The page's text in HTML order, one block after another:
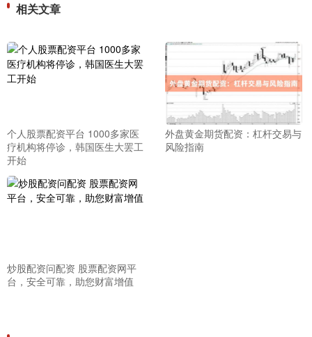
相关文章
个人股票配资平台 1000多家医
疗机构将停诊，韩国医生大罢工
开始
外盘黄金期货配资：杠杆交易与
风险指南
炒股配资问配资 股票配资网平
台，安全可靠，助您财富增值